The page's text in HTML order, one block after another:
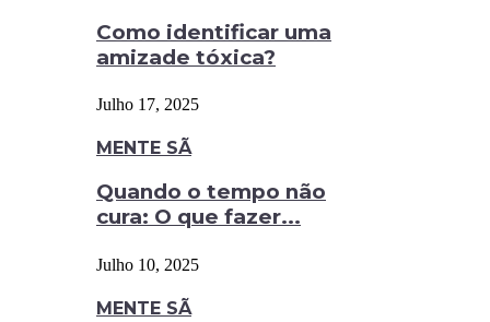
Como identificar uma
amizade tóxica?
Julho 17, 2025
MENTE SÃ
Quando o tempo não
cura: O que fazer...
Julho 10, 2025
MENTE SÃ